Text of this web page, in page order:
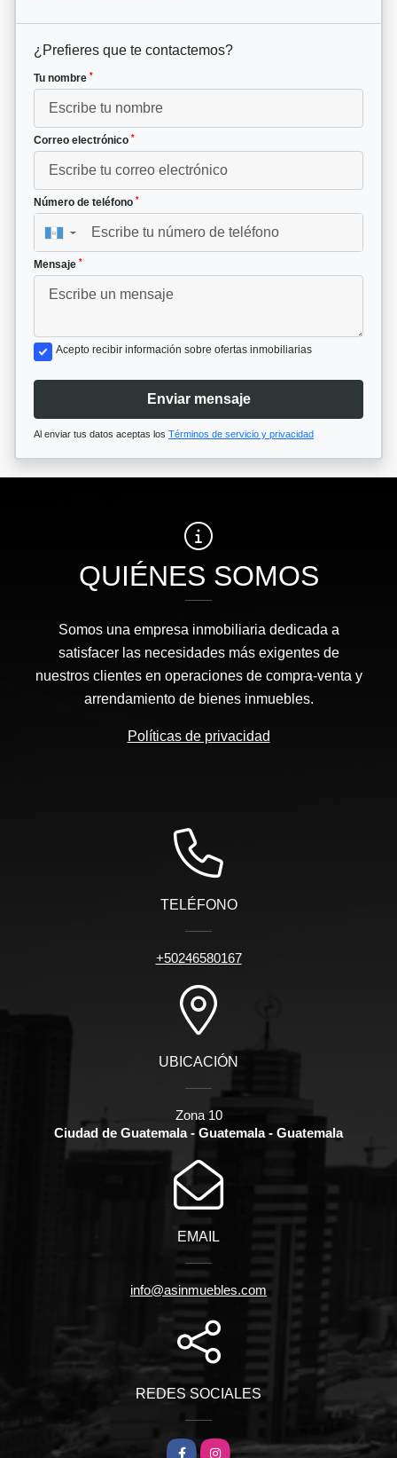
¿Prefieres que te contactemos?
Tu nombre *
Correo electrónico *
Número de teléfono *
▼
Mensaje *
Acepto recibir información sobre ofertas inmobiliarias
Enviar mensaje
Al enviar tus datos aceptas los Términos de servicio y privacidad
QUIÉNES SOMOS
Somos una empresa inmobiliaria dedicada a
satisfacer las necesidades más exigentes de
nuestros clientes en operaciones de compra-venta y
arrendamiento de bienes inmuebles.
Políticas de privacidad
TELÉFONO
+50246580167
UBICACIÓN
Zona 10
Ciudad de Guatemala - Guatemala - Guatemala
EMAIL
info@asinmuebles.com
REDES SOCIALES
FacebookInstagram